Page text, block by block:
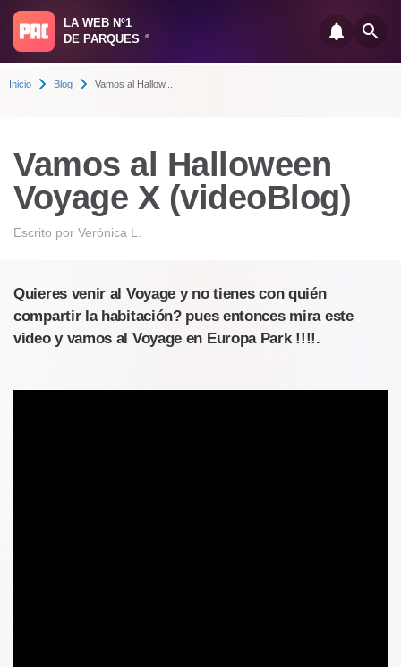
LA WEB Nº1
DE PARQUES
®
Inicio Blog Vamos al Hallow...
Vamos al Halloween
Voyage X (videoBlog)
Escrito por Verónica L.
Quieres venir al Voyage y no tienes con quién
compartir la habitación? pues entonces mira este
video y vamos al Voyage en Europa Park !!!!.